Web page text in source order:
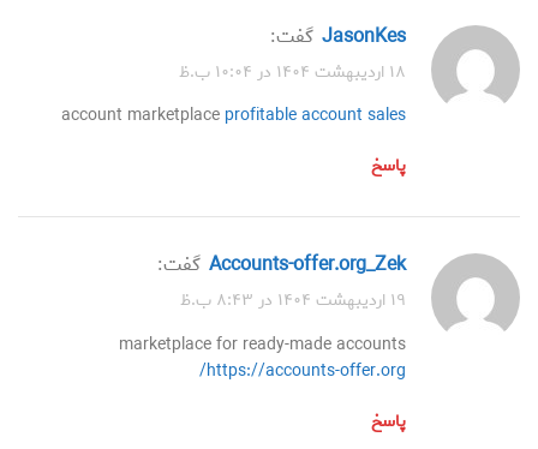
JasonKes گفت:
۱۸ اردیبهشت ۱۴۰۴ در ۱۰:۰۴ ب.ظ
account marketplace profitable account sales
پاسخ
accounts-offer.org_Zek گفت:
۱۹ اردیبهشت ۱۴۰۴ در ۸:۴۳ ب.ظ
marketplace for ready-made accounts
https://accounts-offer.org/
پاسخ